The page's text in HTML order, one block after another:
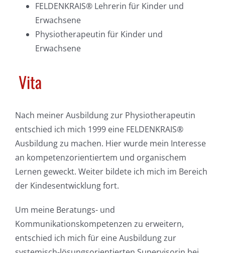
FELDENKRAIS® Lehrerin für Kinder und
Erwachsene
Physiotherapeutin für Kinder und
Erwachsene
Vita
Nach meiner Ausbildung zur Physiotherapeutin
entschied ich mich 1999 eine FELDENKRAIS®
Ausbildung zu machen. Hier wurde mein Interesse
an kompetenzorientiertem und organischem
Lernen geweckt. Weiter bildete ich mich im Bereich
der Kindesentwicklung fort.
Um meine Beratungs- und
Kommunikationskompetenzen zu erweitern,
entschied ich mich für eine Ausbildung zur